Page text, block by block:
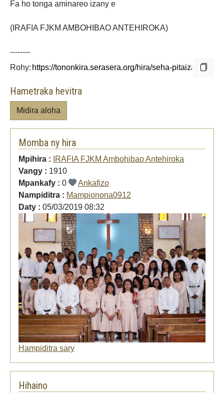
Fa ho tonga aminareo izany e
(IRAFIA FJKM AMBOHIBAO ANTEHIROKA)
--------
Rohy:
Hametraka hevitra
Midira aloha
Momba ny hira
Mpihira :
IRAFIA FJKM Ambohibao Antehiroka
Vangy : 1910
Mpankafy : 0
Ankafizo
Nampiditra : Mampionona0912
Daty : 05/03/2019 08:32
Hampiditra sary
Hihaino